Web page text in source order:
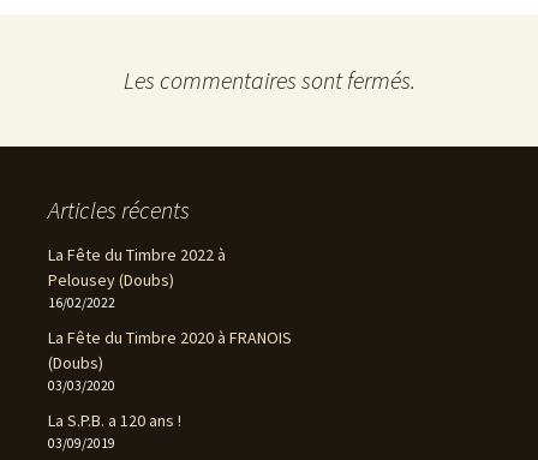
Les commentaires sont fermés.
Articles récents
La Fête du Timbre 2022 à
Pelousey (Doubs)
16/02/2022
La Fête du Timbre 2020 à FRANOIS
(Doubs)
03/03/2020
La S.P.B. a 120 ans !
03/09/2019